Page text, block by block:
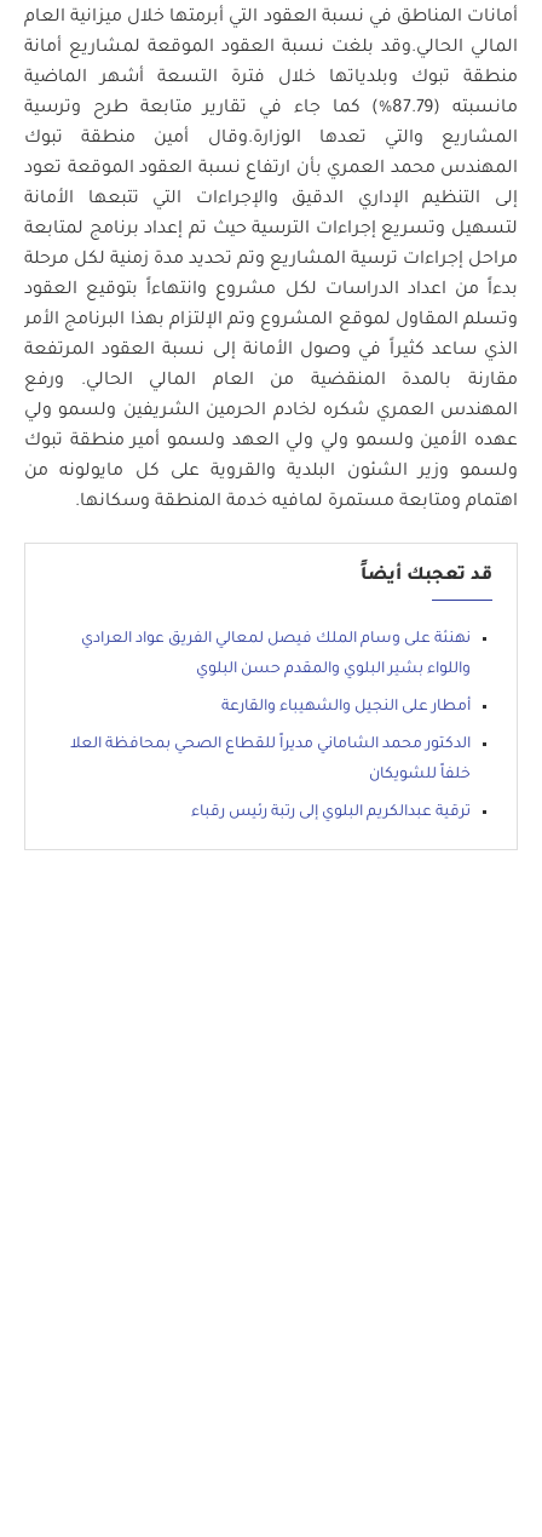
أمانات المناطق في نسبة العقود التي أبرمتها خلال ميزانية العام
المالي الحالي.وقد بلغت نسبة العقود الموقعة لمشاريع أمانة
منطقة تبوك وبلدياتها خلال فترة التسعة أشهر الماضية
مانسبته (87.79%) كما جاء في تقارير متابعة طرح وترسية
المشاريع والتي تعدها الوزارة.وقال أمين منطقة تبوك
المهندس محمد العمري بأن ارتفاع نسبة العقود الموقعة تعود
إلى التنظيم الإداري الدقيق والإجراءات التي تتبعها الأمانة
لتسهيل وتسريع إجراءات الترسية حيث تم إعداد برنامج لمتابعة
مراحل إجراءات ترسية المشاريع وتم تحديد مدة زمنية لكل مرحلة
بدءاً من اعداد الدراسات لكل مشروع وانتهاءاً بتوقيع العقود
وتسلم المقاول لموقع المشروع وتم الإلتزام بهذا البرنامج الأمر
الذي ساعد كثيراً في وصول الأمانة إلى نسبة العقود المرتفعة
مقارنة بالمدة المنقضية من العام المالي الحالي. ورفع
المهندس العمري شكره لخادم الحرمين الشريفين ولسمو ولي
عهده الأمين ولسمو ولي ولي العهد ولسمو أمير منطقة تبوك
ولسمو وزير الشئون البلدية والقروية على كل مايولونه من
اهتمام ومتابعة مستمرة لمافيه خدمة المنطقة وسكانها.
قد تعجبك أيضاً
نهنئة على وسام الملك فيصل لمعالي الفريق عواد العرادي
واللواء بشير البلوي والمقدم حسن البلوي
أمطار على النجيل والشهيباء والقارعة
الدكتور محمد الشاماني مديراً للقطاع الصحي بمحافظة العلا
خلفاً للشويكان
ترقية عبدالكريم البلوي إلى رتبة رئيس رقباء